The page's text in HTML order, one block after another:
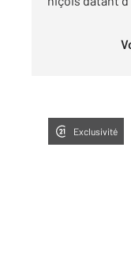
Exclusivité